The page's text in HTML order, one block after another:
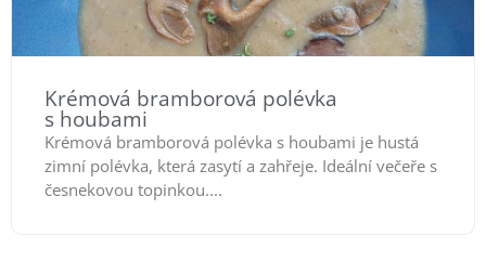
Krémová bramborová polévka
s houbami
Krémová bramborová polévka s houbami je hustá
zimní polévka, která zasytí a zahřeje. Ideální večeře s
česnekovou topinkou....